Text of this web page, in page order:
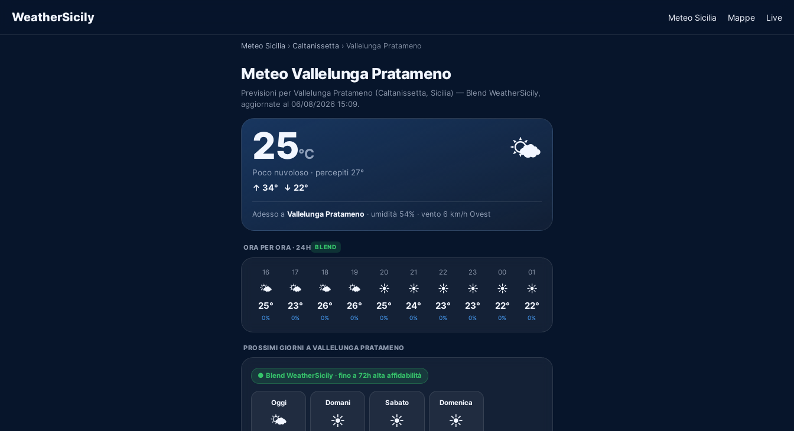
WeatherSicily Meteo Sicilia Mappe Live
Meteo Sicilia › Caltanissetta › Vallelunga Pratameno
Meteo Vallelunga Pratameno
Previsioni per Vallelunga Pratameno (Caltanissetta, Sicilia) — Blend WeatherSicily,
aggiornate al 06/08/2026 15:09.
25°C
Poco nuvoloso · percepiti 27°
↑ 34° ↓ 22°
🌤️
Adesso a Vallelunga Pratameno · umidità 54% · vento 6 km/h Ovest
ORA PER ORA · 24H BLEND
16
🌤️
25°
0%
17
🌤️
23°
0%
18
🌤️
26°
0%
19
🌤️
26°
0%
20
☀️
25°
0%
21
☀️
24°
0%
22
☀️
23°
0%
23
☀️
23°
0%
00
☀️
22°
0%
01
☀️
22°
0%
PROSSIMI GIORNI A VALLELUNGA PRATAMENO
● Blend WeatherSicily · fino a 72h alta affidabilità
Oggi
🌤️
Domani
☀️
Sabato
☀️
Domenica
☀️